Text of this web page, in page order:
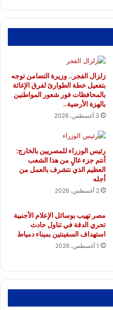
زلزال الفجر.. وزيرة التضامن توجه
بتفعيل خطة الطوارئ لفرق الإغاثة
بالمحافظات فور شعور المواطنين
بالهزة الأرضية..
3 أغسطس، 2026
رئيس الوزراء للمصريين بالخارج:
أنتم جزء غالٍ من هذا الشعب
العظيم الذي نتشرف بالعمل من
أجله
2 أغسطس، 2026
مصر تهيب بوسائل الإعلام الأجنبية
تحري الدقة في تناول حادث
استهداف السفينتين بميناء دمياط
1 أغسطس، 2026